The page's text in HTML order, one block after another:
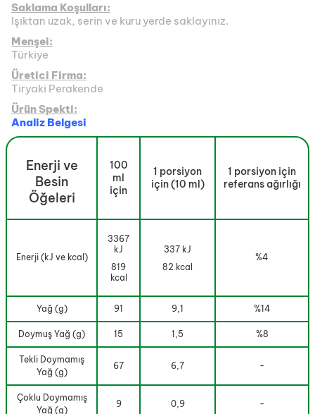
Saklama Koşulları:
Işıktan uzak, serin ve kuru yerde saklayınız.
Menşei:
Türkiye
Üretici Firma:
Tiryaki Perakende
Ürün Spekti:
Analiz Belgesi
Enerji ve
Besin
Öğeleri
100
ml
için
1 porsiyon
için (10 ml)
1 porsiyon için
referans ağırlığı
Enerji (kJ ve kcal)
3367
kJ
819
kcal
337 kJ
82 kcal
%4
Yağ (g) 91 9,1 %14
Doymuş Yağ (g) 15 1,5 %8
Tekli Doymamış
Yağ (g)
67 6,7 -
Çoklu Doymamış
Yağ (g)
9 0,9 -